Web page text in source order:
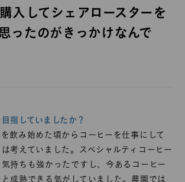
入してシェアロースターを
ったのがきっかけなんで
指していましたか？
飲み始めた頃からコーヒーを仕事にして
考えていました。スペシャルティコーヒー
持ちも強かったですし、今あるコーヒー
成熟できる気がしていました。農園では